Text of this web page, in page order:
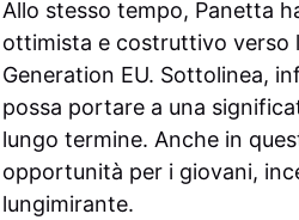
Allo stesso tempo, Panetta
ottimista e costruttivo verso
Generation EU. Sottolinea,
possa portare a una
lungo termine. Anche in
opportunità per i giovani,
lungimirante.